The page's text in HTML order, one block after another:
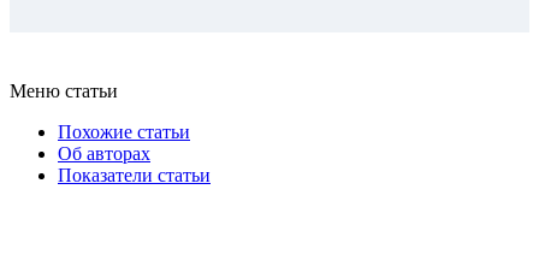
Меню статьи
Похожие статьи
Об авторах
Показатели статьи